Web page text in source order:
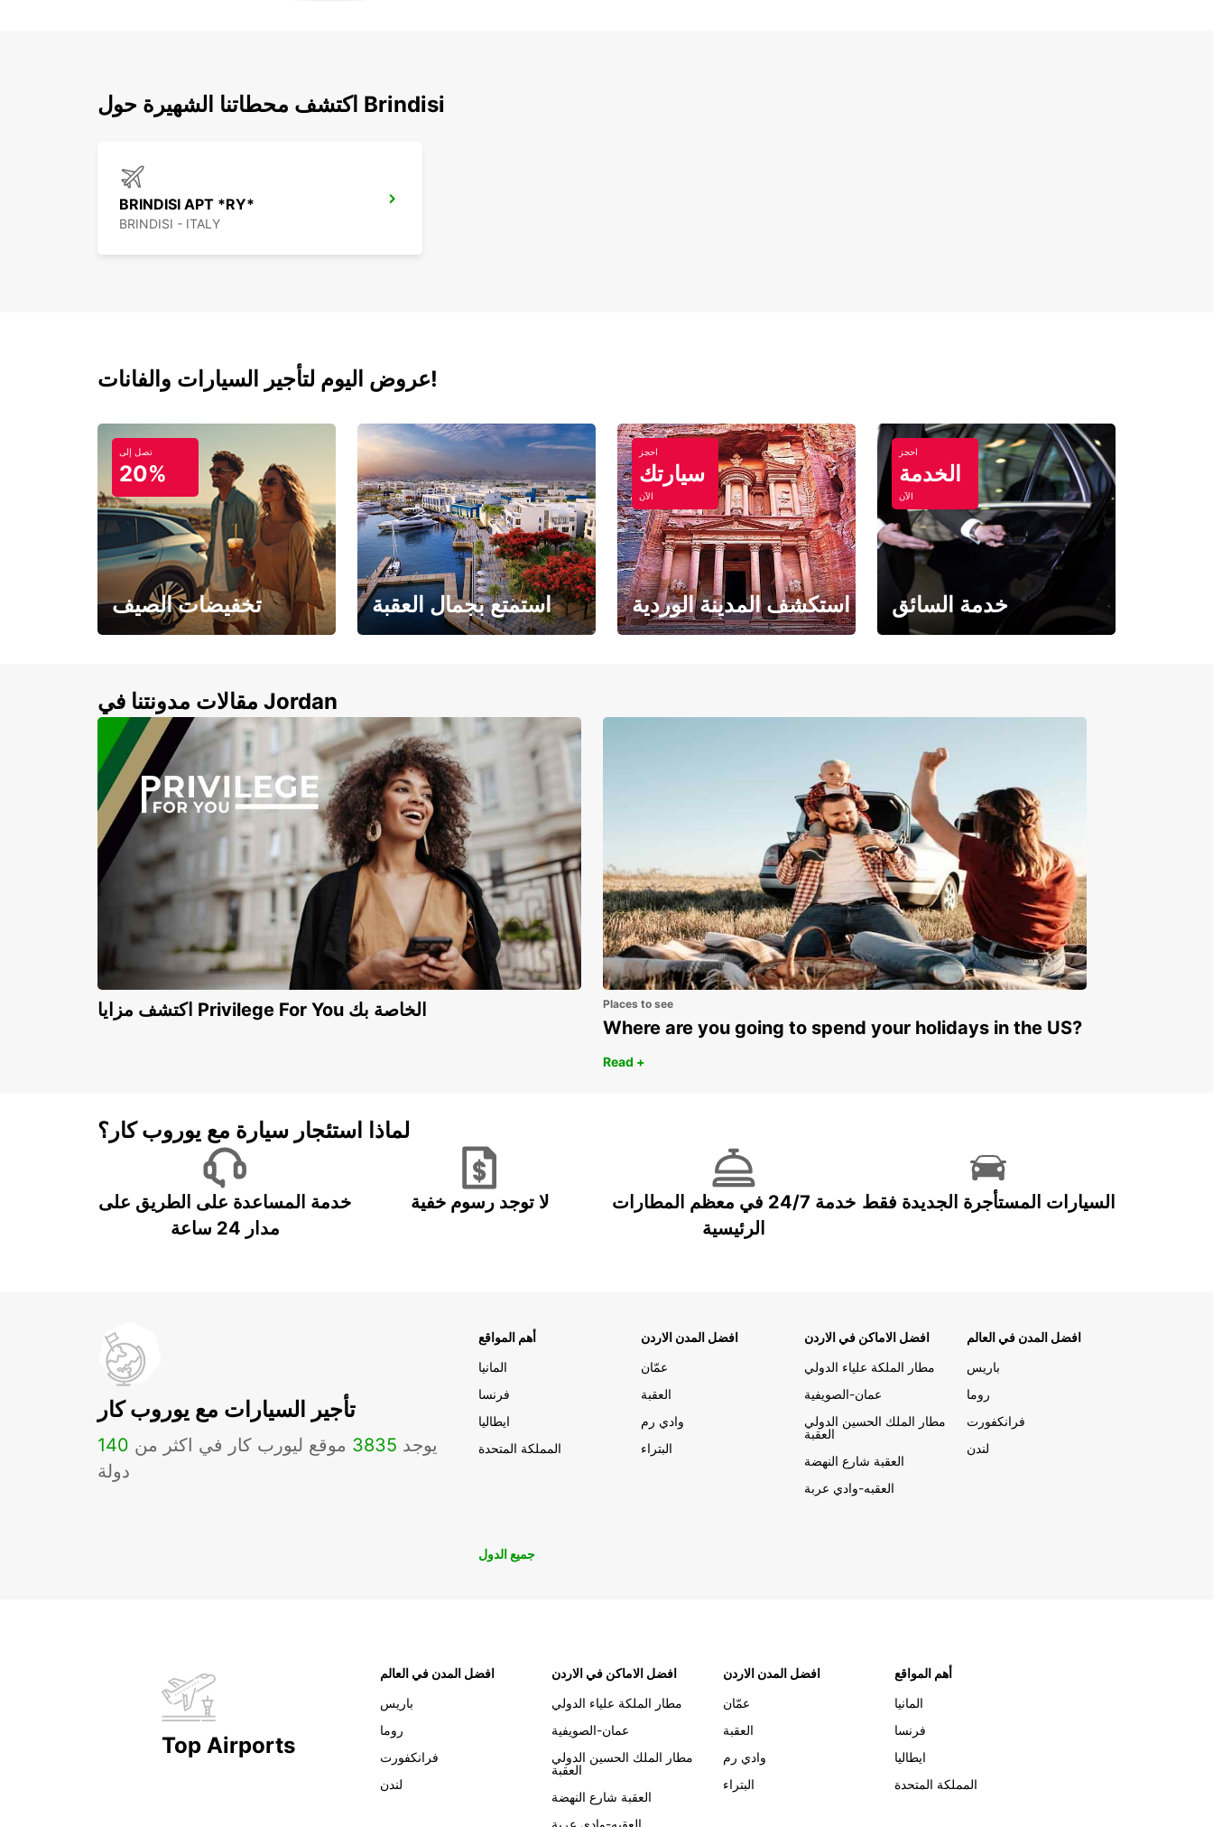
اكتشف محطاتنا الشهيرة حول Brindisi
BRINDISI APT *RY*
BRINDISI - ITALY
عروض اليوم لتأجير السيارات والفانات!
تصل إلى
20%
تخفيضات الصيف استمتع بجمال العقبة
احجز
سيارتك
الآن
استكشف المدينة الوردية
احجز
الخدمة
الآن
خدمة السائق
مقالات مدونتنا في Jordan
اكتشف مزايا Privilege For You الخاصة بك Places to see
Where are you going to spend your holidays in the US?
Read +
لماذا استئجار سيارة مع يوروب كار؟
خدمة المساعدة على الطريق على
مدار 24 ساعة
لا توجد رسوم خفية
خدمة 24/7 في معظم المطارات
الرئيسية
السيارات المستأجرة الجديدة فقط
تأجير السيارات مع يوروب كار
يوجد 3835 موقع ليورب كار في اكثر من 140
دولة
أهم المواقع
المانيا
فرنسا
ايطاليا
المملكة المتحدة
افضل المدن الاردن
عمّان
العقبة
وادي رم
البتراء
افضل الاماكن في الاردن
مطار الملكة علياء الدولي
عمان-الصويفية
مطار الملك الحسين الدولي
العقبة
العقبة شارع النهضة
العقبه-وادي عربة
افضل المدن في العالم
باريس
روما
فرانكفورت
لندن
جميع الدول
Top Airports
افضل المدن في العالم
باريس
روما
فرانكفورت
لندن
افضل الاماكن في الاردن
مطار الملكة علياء الدولي
عمان-الصويفية
مطار الملك الحسين الدولي
العقبة
العقبة شارع النهضة
العقبه-وادي عربة
افضل المدن الاردن
عمّان
العقبة
وادي رم
البتراء
أهم المواقع
المانيا
فرنسا
ايطاليا
المملكة المتحدة